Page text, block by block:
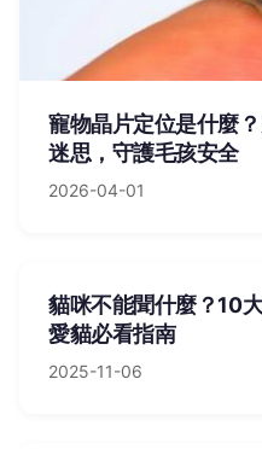
寵物晶片定位是什麼
迷思，守護毛孩安全
2026-04-01
貓咪不能聞什麼？10
愛貓必看指南
2025-11-06